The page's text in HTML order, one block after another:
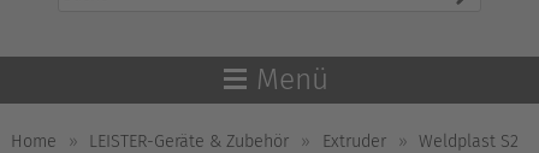
Menü
Home » LEISTER-Geräte & Zubehör » Extruder » Weldplast S2